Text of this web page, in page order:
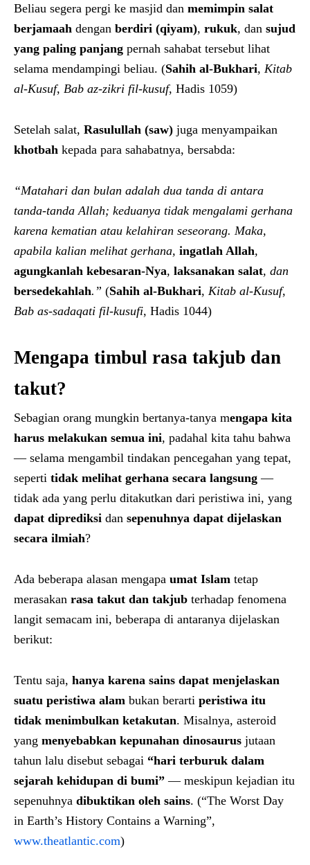
Beliau segera pergi ke masjid dan memimpin salat
berjamaah dengan berdiri (qiyam), rukuk, dan sujud
yang paling panjang pernah sahabat tersebut lihat
selama mendampingi beliau. (Sahih al-Bukhari, Kitab
al-Kusuf, Bab az-zikri fil-kusuf, Hadis 1059)
Setelah salat, Rasulullah (saw) juga menyampaikan
khotbah kepada para sahabatnya, bersabda:
“Matahari dan bulan adalah dua tanda di antara
tanda-tanda Allah; keduanya tidak mengalami gerhana
karena kematian atau kelahiran seseorang. Maka,
apabila kalian melihat gerhana, ingatlah Allah,
agungkanlah kebesaran-Nya, laksanakan salat, dan
bersedekahlah.” (Sahih al-Bukhari, Kitab al-Kusuf,
Bab as-sadaqati fil-kusufi, Hadis 1044)
Mengapa timbul rasa takjub dan
takut?
Sebagian orang mungkin bertanya-tanya mengapa kita
harus melakukan semua ini, padahal kita tahu bahwa
— selama mengambil tindakan pencegahan yang tepat,
seperti tidak melihat gerhana secara langsung —
tidak ada yang perlu ditakutkan dari peristiwa ini, yang
dapat diprediksi dan sepenuhnya dapat dijelaskan
secara ilmiah?
Ada beberapa alasan mengapa umat Islam tetap
merasakan rasa takut dan takjub terhadap fenomena
langit semacam ini, beberapa di antaranya dijelaskan
berikut:
Tentu saja, hanya karena sains dapat menjelaskan
suatu peristiwa alam bukan berarti peristiwa itu
tidak menimbulkan ketakutan. Misalnya, asteroid
yang menyebabkan kepunahan dinosaurus jutaan
tahun lalu disebut sebagai “hari terburuk dalam
sejarah kehidupan di bumi” — meskipun kejadian itu
sepenuhnya dibuktikan oleh sains. (“The Worst Day
in Earth’s History Contains a Warning”,
www.theatlantic.com)